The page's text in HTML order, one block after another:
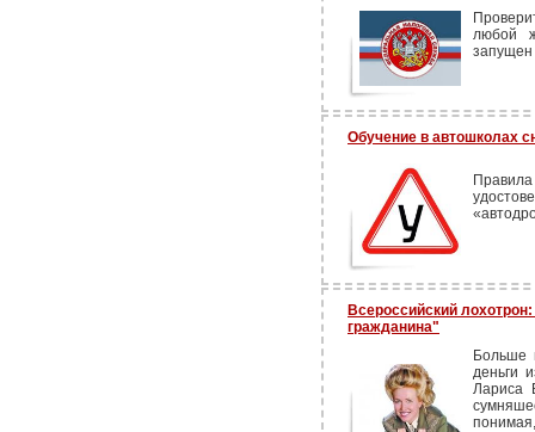
любой
запущен
Обучение в автошколах
Всероссийский
гражданина"
Больше
деньги
Лариса